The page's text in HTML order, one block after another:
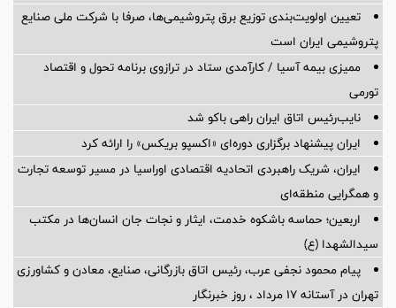
تعیین اولویت‌بندی توزیع برق پتروشیمی‌ها، صرفا با شرکت ملی صنایع
پتروشیمی ایران است
ممیزی بیمه آسیا / کارآمدی ستاد در ترازوی برنامه تحول و اقتصاد
تورمی
نایب‌رئیس اتاق ایران راهی باکو شد
ایران پیشنهاد برگزاری دوره‌ای «اکسپو بریکس» را ارائه کرد
ایران، شریک راهبردی اتحادیه اقتصادی اوراسیا در مسیر توسعه تجارت
و همگرایی منطقه‌ای
اربعین؛ حماسه باشکوه خدمت، ایثار و نجات جان انسان‌ها در مکتب
سیدالشهدا (ع)
پیام محمود نجفی عرب، رئیس اتاق بازرگانی، صنایع، معادن و کشاورزی
تهران در آستانه 17 مرداد ، روز خبرنگار